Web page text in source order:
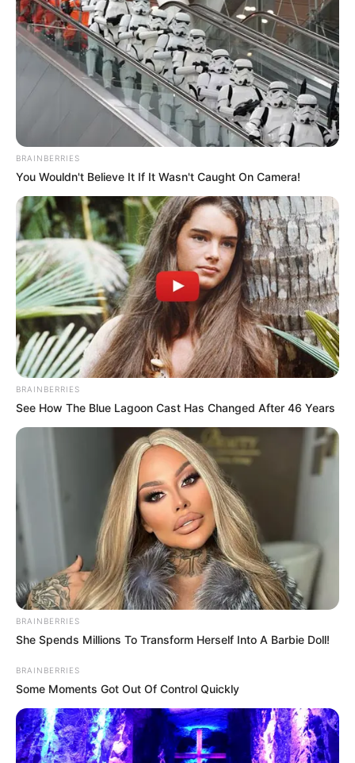
Publicidade: Quer um lugar ideal para sua noite de
nupcias?
Inscrições para Concurso Municipal seguem até o
próximo dia 18, terça-feira
Neste domingo, dia 16 de maio, tem Circuito Cultural
em Paraguaçu com Sinfonieta
BRAINBERRIES
You Wouldn't Believe It If It Wasn't Caught On Camera!
BRAINBERRIES
See How The Blue Lagoon Cast Has Changed After 46 Years
BRAINBERRIES
She Spends Millions To Transform Herself Into A Barbie Doll!
BRAINBERRIES
Some Moments Got Out Of Control Quickly